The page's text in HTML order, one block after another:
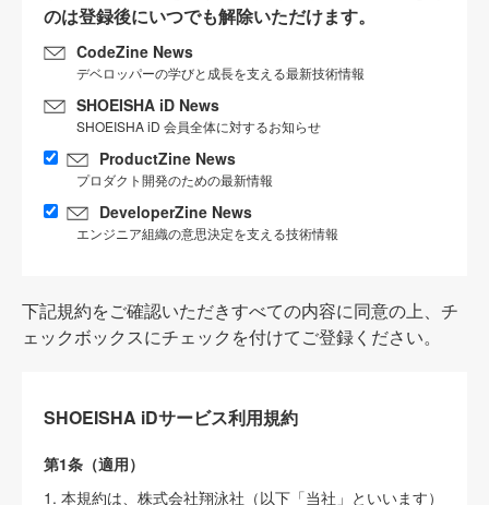
のは登録後にいつでも解除いただけます。
CodeZine News
デベロッパーの学びと成長を支える最新技術情報
SHOEISHA iD News
SHOEISHA iD 会員全体に対するお知らせ
ProductZine News
プロダクト開発のための最新情報
DeveloperZine News
エンジニア組織の意思決定を支える技術情報
下記規約をご確認いただきすべての内容に同意の上、チ
ェックボックスにチェックを付けてご登録ください。
SHOEISHA iDサービス利用規約
第1条（適用）
1. 本規約は、株式会社翔泳社（以下「当社」といいます）